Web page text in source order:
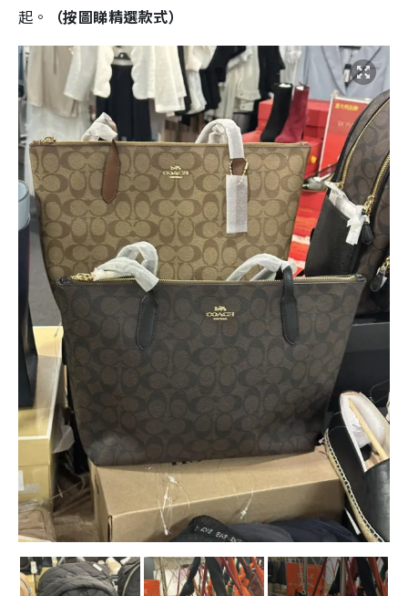
起。
（按圖睇精選款式）